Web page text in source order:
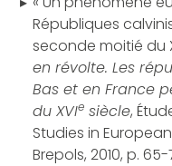
Républiques
seconde moitié du
en révolte. Les
Bas et en France
du XVIe siècle,
Studies in
Brepols, 2010, p. 65-